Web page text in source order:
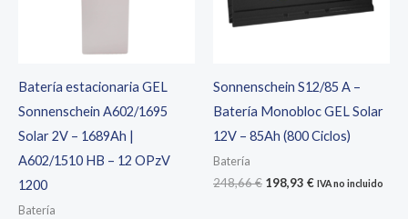
Batería estacionaria GEL
Sonnenschein A602/1695
Solar 2V – 1689Ah |
A602/1510 HB – 12 OPzV
1200
Batería
Sonnenschein S12/85 A –
Batería Monobloc GEL Solar
12V – 85Ah (800 Ciclos)
Batería
248,66€ El
198,93 €ElIVA no incluido